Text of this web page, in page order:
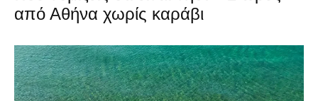
από Αθήνα χωρίς καράβι